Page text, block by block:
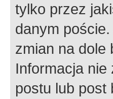
tylko przez
danym
zmian na dole
Informacja nie
postu lub post